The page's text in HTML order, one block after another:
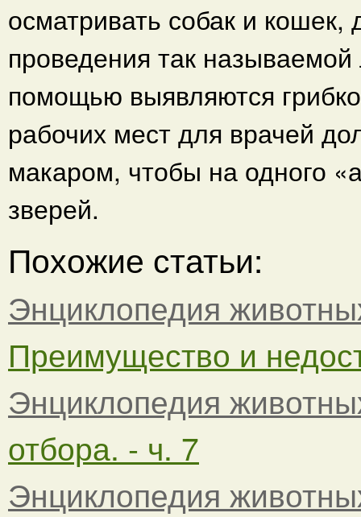
осматривать собак и
проведения так
помощью выявляются
рабочих мест для врачей
макаром, чтобы на одного
зверей.
Похожие статьи:
Энциклопедия
Преимущество и
Энциклопедия
отбора. - ч. 7
Энциклопедия